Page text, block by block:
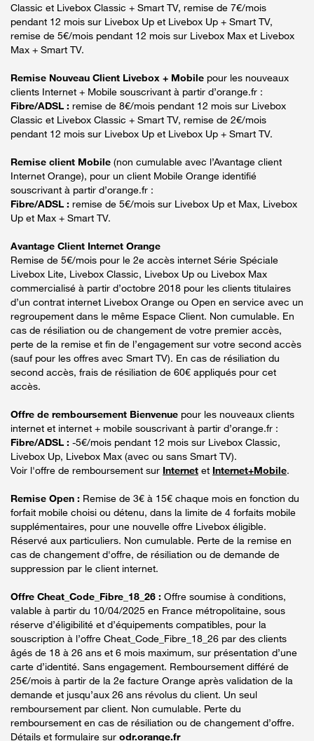
Classic et Livebox Classic + Smart TV, remise de 7€/mois
pendant 12 mois sur Livebox Up et Livebox Up + Smart TV,
remise de 5€/mois pendant 12 mois sur Livebox Max et Livebox
Max + Smart TV.
Remise Nouveau Client Livebox + Mobile pour les nouveaux
clients Internet + Mobile souscrivant à partir d’orange.fr :
Fibre/ADSL : remise de 8€/mois pendant 12 mois sur Livebox
Classic et Livebox Classic + Smart TV, remise de 2€/mois
pendant 12 mois sur Livebox Up et Livebox Up + Smart TV.
Remise client Mobile (non cumulable avec l’Avantage client
Internet Orange), pour un client Mobile Orange identifié
souscrivant à partir d’orange.fr :
Fibre/ADSL : remise de 5€/mois sur Livebox Up et Max, Livebox
Up et Max + Smart TV.
Avantage Client Internet Orange
Remise de 5€/mois pour le 2e accès internet Série Spéciale
Livebox Lite, Livebox Classic, Livebox Up ou Livebox Max
commercialisé à partir d’octobre 2018 pour les clients titulaires
d’un contrat internet Livebox Orange ou Open en service avec un
regroupement dans le même Espace Client. Non cumulable. En
cas de résiliation ou de changement de votre premier accès,
perte de la remise et fin de l’engagement sur votre second accès
(sauf pour les offres avec Smart TV). En cas de résiliation du
second accès, frais de résiliation de 60€ appliqués pour cet
accès.
Offre de remboursement Bienvenue pour les nouveaux clients
internet et internet + mobile souscrivant à partir d’orange.fr :
Fibre/ADSL : -5€/mois pendant 12 mois sur Livebox Classic,
Livebox Up, Livebox Max (avec ou sans Smart TV).
Voir l'offre de remboursement sur Internet et Internet+Mobile.
Remise Open : Remise de 3€ à 15€ chaque mois en fonction du
forfait mobile choisi ou détenu, dans la limite de 4 forfaits mobile
supplémentaires, pour une nouvelle offre Livebox éligible.
Réservé aux particuliers. Non cumulable. Perte de la remise en
cas de changement d'offre, de résiliation ou de demande de
suppression par le client internet.
Offre Cheat_Code_Fibre_18_26 : Offre soumise à conditions,
valable à partir du 10/04/2025 en France métropolitaine, sous
réserve d’éligibilité et d’équipements compatibles, pour la
souscription à l’offre Cheat_Code_Fibre_18_26 par des clients
âgés de 18 à 26 ans et 6 mois maximum, sur présentation d’une
carte d’identité. Sans engagement. Remboursement différé de
25€/mois à partir de la 2e facture Orange après validation de la
demande et jusqu’aux 26 ans révolus du client. Un seul
remboursement par client. Non cumulable. Perte du
remboursement en cas de résiliation ou de changement d’offre.
Détails et formulaire sur odr.orange.fr